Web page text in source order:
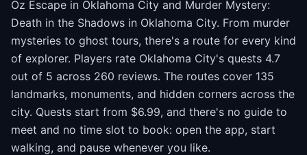
Oz Escape in Oklahoma City and Murder Mystery:
Death in the Shadows in Oklahoma City. From murder
mysteries to ghost tours, there's a route for every kind
of explorer. Players rate Oklahoma City's quests 4.7
out of 5 across 260 reviews. The routes cover 135
landmarks, monuments, and hidden corners across the
city. Quests start from $6.99, and there's no guide to
meet and no time slot to book: open the app, start
walking, and pause whenever you like.